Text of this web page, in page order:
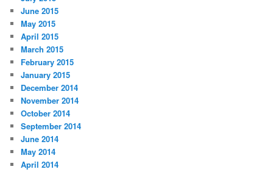
June 2015
May 2015
April 2015
March 2015
February 2015
January 2015
December 2014
November 2014
October 2014
September 2014
June 2014
May 2014
April 2014